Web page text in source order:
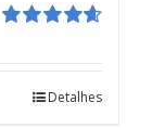
Detalhes